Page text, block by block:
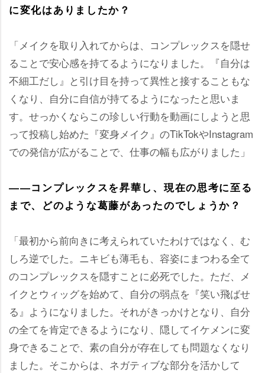
に変化はありましたか？
「メイクを取り入れてからは、コンプレックスを隠せ
ることで安心感を持てるようになりました。『自分は
不細工だし』と引け目を持って異性と接することもな
くなり、自分に自信が持てるようになったと思いま
す。せっかくならこの珍しい行動を動画にしようと思
って投稿し始めた『変身メイク』のTikTokやInstagram
での発信が広がることで、仕事の幅も広がりました」
――コンプレックスを昇華し、現在の思考に至る
まで、どのような葛藤があったのでしょうか？
「最初から前向きに考えられていたわけではなく、む
しろ逆でした。ニキビも薄毛も、容姿にまつわる全て
のコンプレックスを隠すことに必死でした。ただ、メ
イクとウィッグを始めて、自分の弱点を『笑い飛ばせ
る』ようになりました。それがきっかけとなり、自分
の全てを肯定できるようになり、隠してイケメンに変
身できることで、素の自分が存在しても問題なくなり
ました。そこからは、ネガティブな部分を活かして